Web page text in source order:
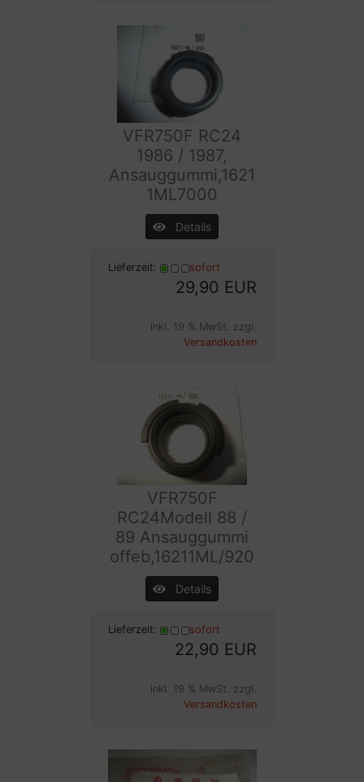
VFR750F RC24
1986 / 1987,
Ansauggummi,1621
1ML7000
Details
Lieferzeit: sofort
29,90 EUR
inkl. 19 % MwSt. zzgl.
Versandkosten
VFR750F
RC24Modell 88 /
89 Ansauggummi
offeb,16211ML/920
Details
Lieferzeit: sofort
22,90 EUR
inkl. 19 % MwSt. zzgl.
Versandkosten